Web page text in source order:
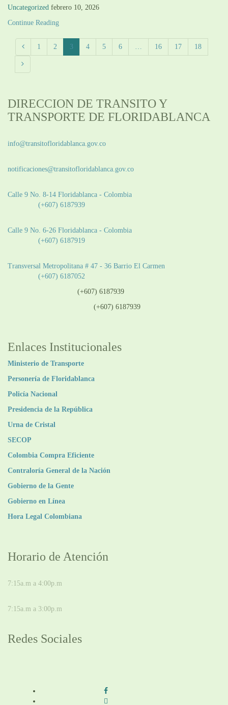
Uncategorized febrero 10, 2026
Continue Reading
1 2 3 4 5 6 … 16 17 18
DIRECCION DE TRANSITO Y
TRANSPORTE DE FLORIDABLANCA
info@transitofloridablanca.gov.co
notificaciones@transitofloridablanca.gov.co
Calle 9 No. 8-14 Floridablanca - Colombia
(+607) 6187939
Calle 9 No. 6-26 Floridablanca - Colombia
(+607) 6187919
Transversal Metropolitana # 47 - 36 Barrio El Carmen
(+607) 6187052
(+607) 6187939
(+607) 6187939
Enlaces Institucionales
Ministerio de Transporte
Personería de Floridablanca
Policía Nacional
Presidencia de la República
Urna de Cristal
SECOP
Colombia Compra Eficiente
Contraloría General de la Nación
Gobierno de la Gente
Gobierno en Línea
Hora Legal Colombiana
Horario de Atención
7:15a.m a 4:00p.m
7:15a.m a 3:00p.m
Redes Sociales